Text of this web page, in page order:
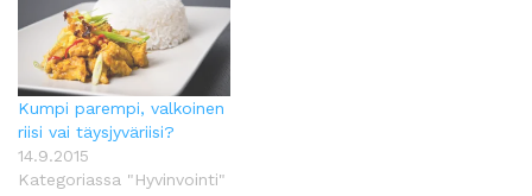
Kumpi parempi, valkoinen
riisi vai täysjyväriisi?
14.9.2015
Kategoriassa "Hyvinvointi"